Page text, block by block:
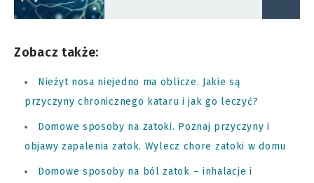
Zobacz także:
Nieżyt nosa niejedno ma oblicze. Jakie są
przyczyny chronicznego kataru i jak go leczyć?
Domowe sposoby na zatoki. Poznaj przyczyny i
objawy zapalenia zatok. Wylecz chore zatoki w domu
Domowe sposoby na ból zatok – inhalacje i